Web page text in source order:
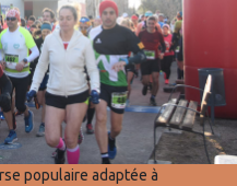
populaire adaptée à